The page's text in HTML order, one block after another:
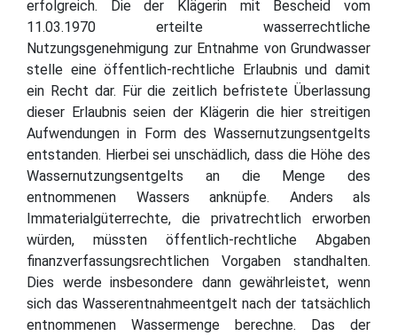
erfolgreich. Die der Klägerin mit Bescheid vom
11.03.1970 erteilte wasserrechtliche
Nutzungsgenehmigung zur Entnahme von Grundwasser
stelle eine öffentlich-rechtliche Erlaubnis und damit
ein Recht dar. Für die zeitlich befristete Überlassung
dieser Erlaubnis seien der Klägerin die hier streitigen
Aufwendungen in Form des Wassernutzungsentgelts
entstanden. Hierbei sei unschädlich, dass die Höhe des
Wassernutzungsentgelts an die Menge des
entnommenen Wassers anknüpfe. Anders als
Immaterialgüterrechte, die privatrechtlich erworben
würden, müssten öffentlich-rechtliche Abgaben
finanzverfassungsrechtlichen Vorgaben standhalten.
Dies werde insbesondere dann gewährleistet, wenn
sich das Wasserentnahmeentgelt nach der tatsächlich
entnommenen Wassermenge berechne. Das der